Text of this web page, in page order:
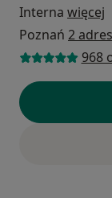
Interna więcej
Poznań 2
968